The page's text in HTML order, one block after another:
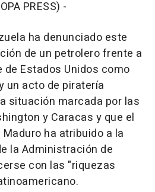
PRESS) -
ha denunciado este
de un petrolero frente a
Estados Unidos como
un acto de piratería
situación marcada por las
y Caracas y que el
ha atribuido a la
la Administración de
con las "riquezas